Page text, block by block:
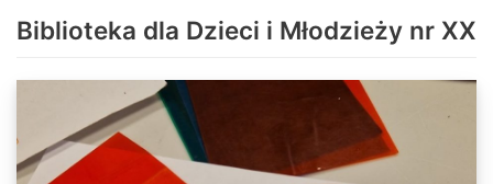
Biblioteka dla Dzieci i Młodzieży nr XX